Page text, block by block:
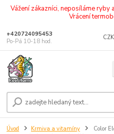
Vážení zákazníci, neposíláme ryby
Vrácení
+420724095453
Po-Pá 10-18 hod.
Úvod Krmiva a vitamíny
Color